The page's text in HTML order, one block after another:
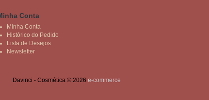
Conta
Minha Conta
Histórico do Pedido
Lista de Desejos
Newsletter
Davinci - Cosmética © 2026 e-commerce